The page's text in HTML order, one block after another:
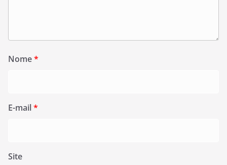
Nome*
E-mail*
Site